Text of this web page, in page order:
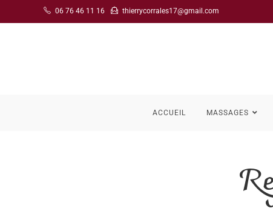
06 76 46 11 16 thierrycorrales17@gmail.com
ACCUEIL MASSAGES